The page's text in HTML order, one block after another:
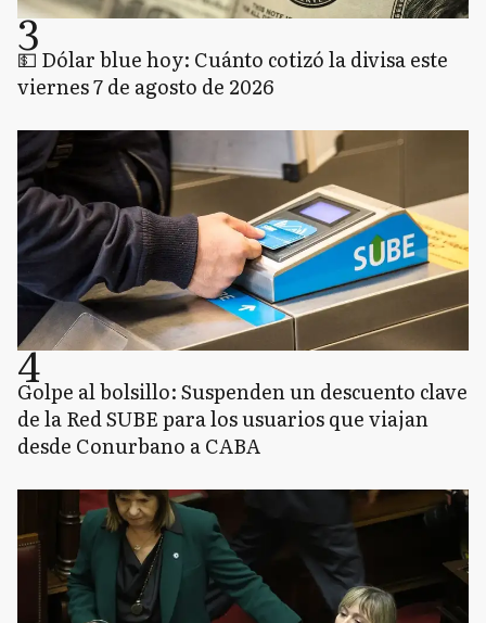
3
💵 Dólar blue hoy: Cuánto cotizó la divisa este
viernes 7 de agosto de 2026
4
Golpe al bolsillo: Suspenden un descuento clave
de la Red SUBE para los usuarios que viajan
desde Conurbano a CABA